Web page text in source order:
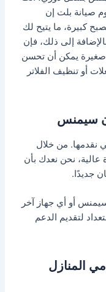
صيانة بلت إن
كبيرة، ما يتيح لك
إلى ذلك، فإن
صغيرة يمكن أن تحسن
أو تنظيف الفلاتر
سيمنس
نقدمها. من خلال
عالية، نحن نعدك بأن
جديدًا.
أو أي جهاز آخر
لتقديم الدعم
المنازل